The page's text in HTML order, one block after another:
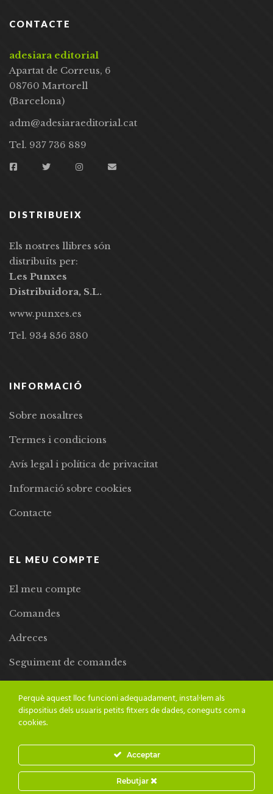
CONTACTE
adesiara editorial
Apartat de Correus, 6
08760 Martorell
(Barcelona)
adm@adesiaraeditorial.cat
Tel. 937 736 889
DISTRIBUEIX
Els nostres llibres són
distribuïts per:
Les Punxes
Distribuidora, S.L.
www.punxes.es
Tel. 934 856 380
INFORMACIÓ
Sobre nosaltres
Termes i condicions
Avís legal i política de privacitat
Informació sobre cookies
Contacte
EL MEU COMPTE
El meu compte
Comandes
Adreces
Seguiment de comandes
© 2024 Adesiara Editorial | Tots els drets reservats | Preus amb
IVA inclòs |Grademorphic
Perquè aquest lloc funcioni adequadament, instal·lem als
dispositius dels usuaris petits fitxers de dades, coneguts com a
cookies.
Acceptar
Rebutjar